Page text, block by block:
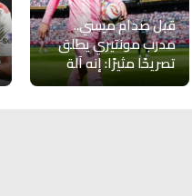
قبل صدام ميسي..
مدرب مونتيري يطلق
تصريحًا مثيرًا: إنه آلة